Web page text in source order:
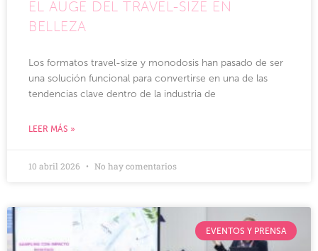
EL AUGE DEL TRAVEL-SIZE EN
BELLEZA
Los formatos travel-size y monodosis han pasado de ser
una solución funcional para convertirse en una de las
tendencias clave dentro de la industria de
LEER MÁS »
10 abril 2026 No hay comentarios
EVENTOS Y PRENSA